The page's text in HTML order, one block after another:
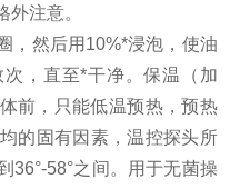
注意。
然后用10%*浸泡，使油
，直至*干净。保温（加
前，只能低温预热，预热
的固有因素，温控探头所
36°-58°之间。用于无菌操